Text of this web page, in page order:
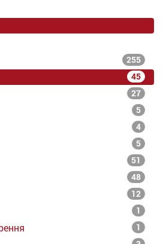
255
45
27
5
4
5
51
48
12
1
1